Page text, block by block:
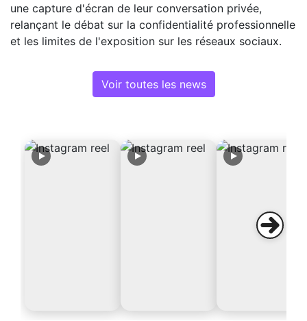
une capture d'écran de leur conversation privée,
relançant le débat sur la confidentialité professionnelle
et les limites de l'exposition sur les réseaux sociaux.
Voir toutes les news